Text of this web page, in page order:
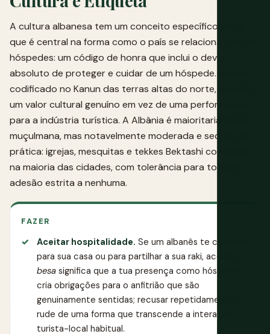
A cultura albanesa tem um conceito específico,
que é central na forma como o país se relaciona com os
hóspedes: um código de honra que inclui o dever
absoluto de proteger e cuidar de um hóspede. Antigo,
codificado no Kanun das terras altas do norte, e ainda
um valor cultural genuíno em vez de uma performance
para a indústria turística. A Albânia é maioritariamente
muçulmana, mas notavelmente moderada e secular na
prática: igrejas, mesquitas e tekkes Bektashi coexistem
na maioria das cidades, com tolerância para todas e
adesão estrita a nenhuma.
FAZER
Aceitar hospitalidade. Se um albanês te convidar
para sua casa ou para partilhar a sua raki, aceita. A
besa significa que a tua presença como hóspede
cria obrigações para o anfitrião que são
genuinamente sentidas; recusar repetidamente é
rude de uma forma que transcende a interação
turista-local habitual.